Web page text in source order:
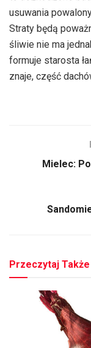
usu­wa­nia
Stra­ty będą
śli­wie nie ma
for­mu­je starosta
zna­je, część
Mielec:
Przeczytaj Także